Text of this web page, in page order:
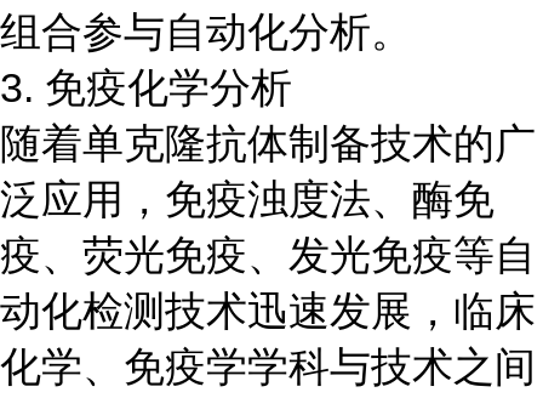
组合参与自动化分析。
3. 免疫化学分析
随着单克隆抗体制备技术的广
泛应用，免疫浊度法、酶免
疫、荧光免疫、发光免疫等自
动化检测技术迅速发展，临床
化学、免疫学学科与技术之间